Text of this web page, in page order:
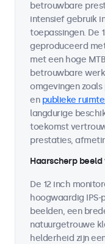
betrouwbare
intensief gebruik
toepassingen. De
geproduceerd
met een hoge
betrouwbare
omgevingen zoals
en publieke
langdurige
toekomst
prestaties,
Haarscherp beeld
De 12 inch
hoogwaardig
beelden, een
natuurgetrouwe
helderheid zijn